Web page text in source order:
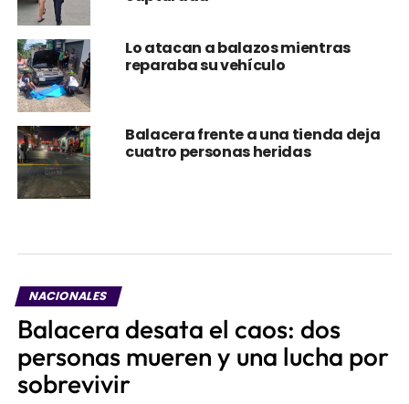
Lo atacan a balazos mientras
reparaba su vehículo
Balacera frente a una tienda deja
cuatro personas heridas
NACIONALES
Balacera desata el caos: dos
personas mueren y una lucha por
sobrevivir